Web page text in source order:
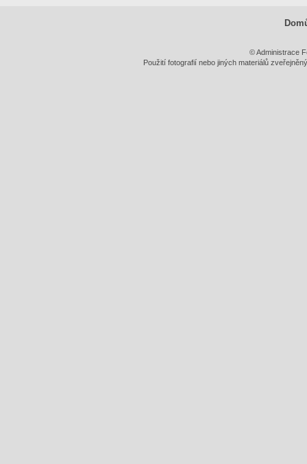
© Administrace
Použití fotografií nebo jiných materiálů